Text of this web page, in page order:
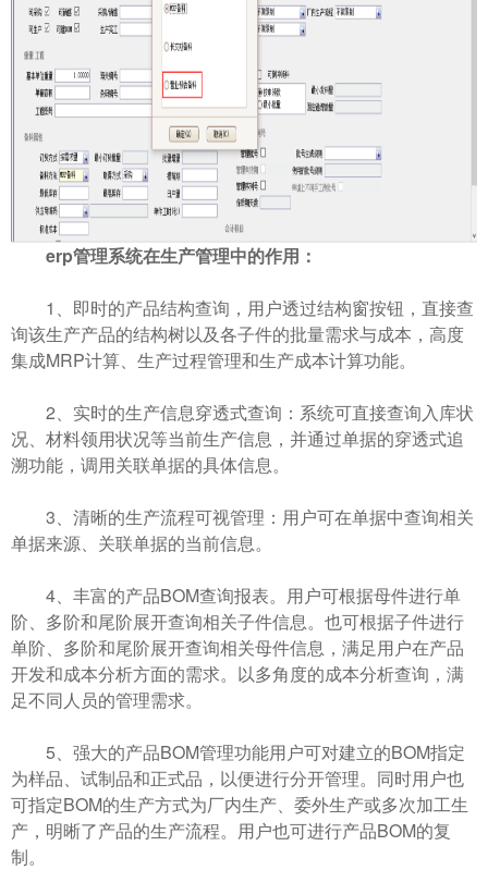
erp管理系统在生产管理中的作用：
1、即时的产品结构查询，用户透过结构窗按钮，直接查
询该生产产品的结构树以及各子件的批量需求与成本，高度
集成MRP计算、生产过程管理和生产成本计算功能。
2、实时的生产信息穿透式查询：系统可直接查询入库状
况、材料领用状况等当前生产信息，并通过单据的穿透式追
溯功能，调用关联单据的具体信息。
3、清晰的生产流程可视管理：用户可在单据中查询相关
单据来源、关联单据的当前信息。
4、丰富的产品BOM查询报表。用户可根据母件进行单
阶、多阶和尾阶展开查询相关子件信息。也可根据子件进行
单阶、多阶和尾阶展开查询相关母件信息，满足用户在产品
开发和成本分析方面的需求。以多角度的成本分析查询，满
足不同人员的管理需求。
5、强大的产品BOM管理功能用户可对建立的BOM指定
为样品、试制品和正式品，以便进行分开管理。同时用户也
可指定BOM的生产方式为厂内生产、委外生产或多次加工生
产，明晰了产品的生产流程。用户也可进行产品BOM的复
制。